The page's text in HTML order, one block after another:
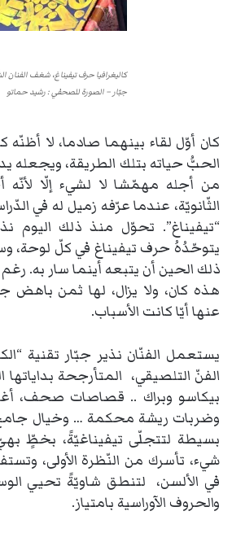
كاليغرافيا حرف تيفيناغ، شغف الفنان
جبّار – الصورة للصحفي : رشيد حماتو
كان أوّل لقاء بينهما صادما، لا
الحبُّ حياته بتلك الطريقة، ويجعله
من أجله مهمّشا لا لشيء إلّا
الثّانويّة، عندما عرّفه زميل له في
“تيفيناغ”. تحوّل منذ ذلك اليوم
يتوحّدُهُ حرف تيفيناغ في كلّ لوحة،
ذلك الحين أن يتبعه أينما سار به.
هذه كان، ولا يزال، لها ثمن باهض
عنها أيّا كانت الأسباب.
يستعمل الفنّان نذير جبّار تقنية
الفنّ التلصيقي، المتأرجحة بداياتها
بيكاسو وبراك .. قصاصات صحف،
وضربات ريشة محكمة … وخيال
بسيطة لتتجلّى تيفيناغيّةً، بخطٍّ
شيء، تأسرك من النّظرة الأولى،
في الألسن، لتنطق شاويّةً تحيي
والحروف الآوراسية بامتياز.